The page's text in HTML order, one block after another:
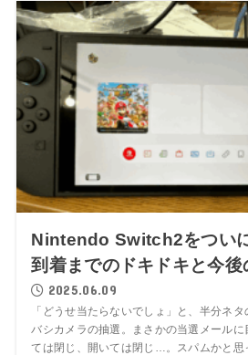
Nintendo Switch2をつい
到着までのドキドキと今後
2025.06.09
「どうせ当たらないでしょ」と、半分ネ
バシカメラの抽選。まさかの当選メール
ては閉じ、開いては閉じ…。スパムかと思